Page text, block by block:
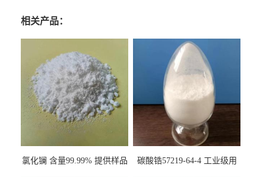
相关产品：
氯化镧 含量99.99% 提供样品
碳酸锆57219-64-4 工业级用